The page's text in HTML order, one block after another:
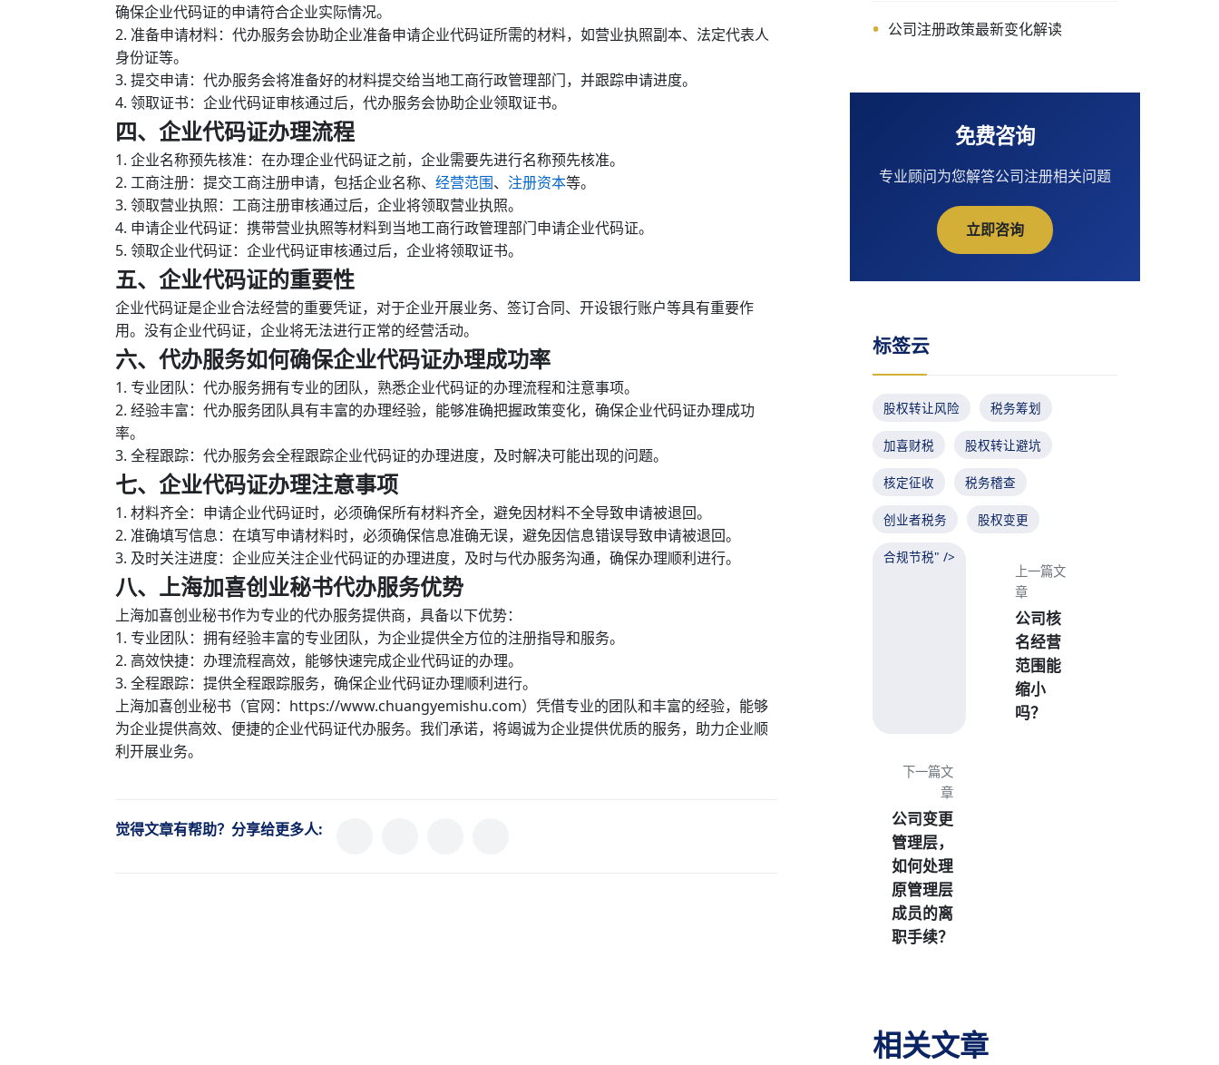
确保企业代码证的申请符合企业实际情况。
2. 准备申请材料：代办服务会协助企业准备申请企业代码证所需的材料，如营业执照副本、法定代表人
身份证等。
3. 提交申请：代办服务会将准备好的材料提交给当地工商行政管理部门，并跟踪申请进度。
4. 领取证书：企业代码证审核通过后，代办服务会协助企业领取证书。
四、企业代码证办理流程
1. 企业名称预先核准：在办理企业代码证之前，企业需要先进行名称预先核准。
2. 工商注册：提交工商注册申请，包括企业名称、 经营范围、 注册资本等。
3. 领取营业执照：工商注册审核通过后，企业将领取营业执照。
4. 申请企业代码证：携带营业执照等材料到当地工商行政管理部门申请企业代码证。
5. 领取企业代码证：企业代码证审核通过后，企业将领取证书。
五、企业代码证的重要性
企业代码证是企业合法经营的重要凭证，对于企业开展业务、签订合同、开设银行账户等具有重要作
用。没有企业代码证，企业将无法进行正常的经营活动。
六、代办服务如何确保企业代码证办理成功率
1. 专业团队：代办服务拥有专业的团队，熟悉企业代码证的办理流程和注意事项。
2. 经验丰富：代办服务团队具有丰富的办理经验，能够准确把握政策变化，确保企业代码证办理成功
率。
3. 全程跟踪：代办服务会全程跟踪企业代码证的办理进度，及时解决可能出现的问题。
七、企业代码证办理注意事项
1. 材料齐全：申请企业代码证时，必须确保所有材料齐全，避免因材料不全导致申请被退回。
2. 准确填写信息：在填写申请材料时，必须确保信息准确无误，避免因信息错误导致申请被退回。
3. 及时关注进度：企业应关注企业代码证的办理进度，及时与代办服务沟通，确保办理顺利进行。
八、上海加喜创业秘书代办服务优势
上海加喜创业秘书作为专业的代办服务提供商，具备以下优势：
1. 专业团队：拥有经验丰富的专业团队，为企业提供全方位的注册指导和服务。
2. 高效快捷：办理流程高效，能够快速完成企业代码证的办理。
3. 全程跟踪：提供全程跟踪服务，确保企业代码证办理顺利进行。
上海加喜创业秘书（官网：https://www.chuangyemishu.com）凭借专业的团队和丰富的经验，能够
为企业提供高效、便捷的企业代码证代办服务。我们承诺，将竭诚为企业提供优质的服务，助力企业顺
利开展业务。
觉得文章有帮助？分享给更多人:
公司注册政策最新变化解读
免费咨询
专业顾问为您解答公司注册相关问题
立即咨询
标签云
股权转让风险 税务筹划
加喜财税 股权转让避坑
核定征收 税务稽查
创业者税务 股权变更
合规节税" />
上一篇文
章
公司核
名经营
范围能
缩小
吗？
下一篇文
章
公司变更
管理层，
如何处理
原管理层
成员的离
职手续？
相关文章